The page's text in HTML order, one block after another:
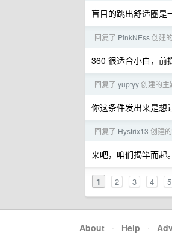
盲目的跳出舒适圈是
回复了 PinkNEss创建
360 很适合小白，前
回复了 yuptyy创建的主
你这条件发出来是想
回复了 Hystrix13 创建
来吧，咱们揭竿而起。
1 2 3 4 5
About · Help ·